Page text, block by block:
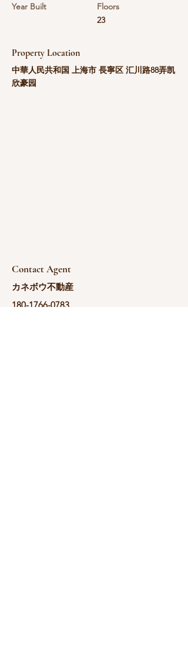
Year Built
Floors
23
Property Location
中華人民共和国 上海市 長寧区 汇川路88弄凯
欣豪园
Contact Agent
カネボウ不動産
180-1766-0783